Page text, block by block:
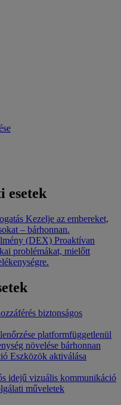
esetek
Kezelje az embereket,
– bárhonnan.
(DEX) Proaktívan
problémákat, mielőtt
biztonságos
platformfüggetlenül
növelése bárhonnan
Eszközök aktiválása
idejű vizuális kommunikáció
műveletek